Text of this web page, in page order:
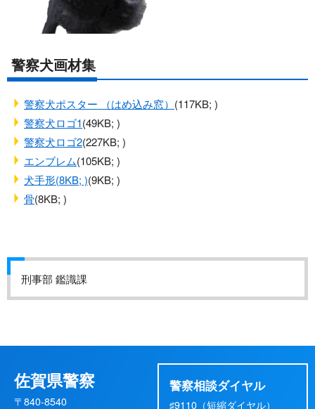
警察犬画材集
警察犬ポスター （はめ込み窓） (117KB; )
警察犬ロゴ1(49KB; )
警察犬ロゴ2(227KB; )
エンブレム(105KB; )
犬手形(8KB; )(9KB; )
骨(8KB; )
刑事部 鑑識課
佐賀県警察
〒840-8540
警察相談ダイヤル
♯9110（短縮ダイヤル）